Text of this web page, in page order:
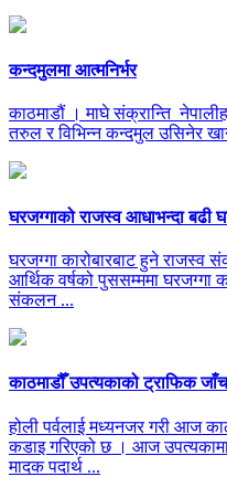
कन्दमुलमा आत्मनिर्भर
काठमाडौं । माघे संक्रान्ति
तरुल र विभिन्न कन्दमुल उसिनेर
घरजग्गाको राजस्व आधाभन्दा बढी
घरजग्गा कारोबारबाट हुने
आर्थिक वर्षको पुससम्ममा घरजग्गा
संकलन ...
काठमाडौँ उपत्यकाको ट्राफिक
होली पर्वलाई मध्यनजर गरी आज
कडाइ गरिएको छ । आज उपत्यकामा
मादक पदार्थ ...